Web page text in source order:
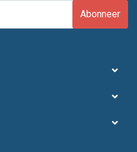
Abonneer